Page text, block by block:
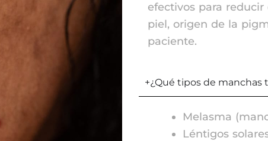
efectivos para
piel, origen de la
paciente.
+¿Qué tipos de manchas
Melasma
Léntigos